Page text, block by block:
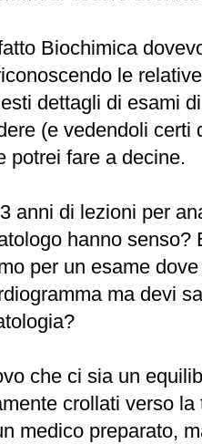
Biochimica
le
dettagli di esami
(e vedendoli certi
potrei fare a decine.
anni di lezioni per
hanno senso?
per un esame
ma devi
che ci sia un
crollati verso
medico preparato,